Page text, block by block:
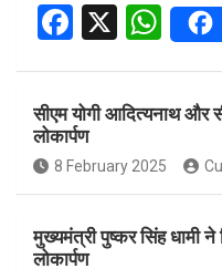
F
ce
b
o
o
k
X
W
s
A
p
p
सीएम योगी आदित्यनाथ और
लोकार्पण
8 February 2025
मुख्यमंत्री पुष्कर सिंह धामी
लोकार्पण